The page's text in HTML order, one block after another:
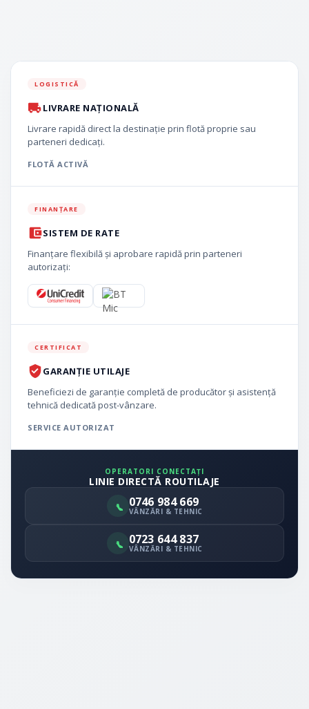
LOGISTICĂ
LIVRARE NAȚIONALĂ
Livrare rapidă direct la destinație prin flotă proprie sau
parteneri dedicați.
FLOTĂ ACTIVĂ
FINANȚARE
SISTEM DE RATE
Finanțare flexibilă și aprobare rapidă prin parteneri
autorizați:
CERTIFICAT
GARANȚIE UTILAJE
Beneficiezi de garanție completă de producător și asistență
tehnică dedicată post-vânzare.
SERVICE AUTORIZAT
OPERATORI CONECTAȚI
LINIE DIRECTĂ ROUTILAJE
0746 984 669
VÂNZĂRI & TEHNIC
0723 644 837
VÂNZĂRI & TEHNIC